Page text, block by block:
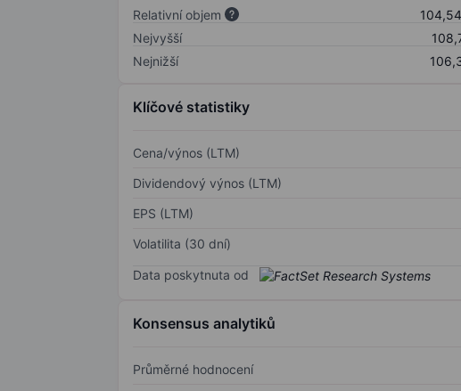
Relativní objem
Nejvyšší
Nejnižší
Klíčové statistiky
Cena/výnos (LTM)
Dividendový výnos (LTM)
EPS (LTM)
Volatilita (30 dní)
Data poskytnuta od
Konsensus analytiků
Průměrné hodnocení